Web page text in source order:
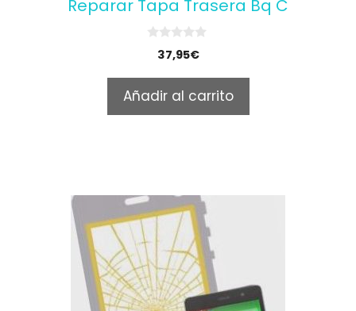
Reparar Tapa Trasera Bq C
o
f
5
37,95€
Añadir al carrito